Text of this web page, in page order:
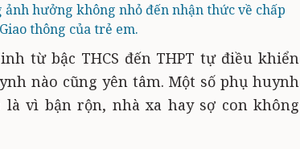
hưởng không nhỏ đến nhận thức về chấp
thông của trẻ em.
từ bậc THCS đến THPT tự điều khiển
nào cũng yên tâm. Một số phụ huynh
vì bận rộn, nhà xa hay sợ con không